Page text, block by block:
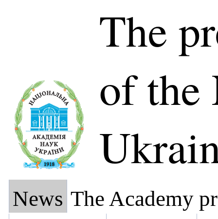
The
of the
News The Academy